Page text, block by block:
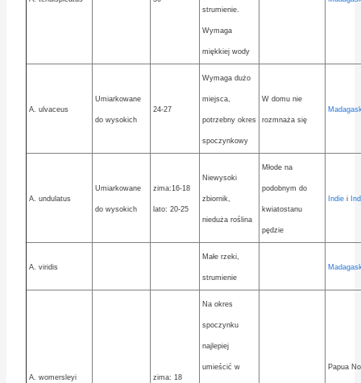
strumienie.
Wymaga
miękkiej wody
A. ulvaceus
Umiarkowane
do wysokich
24-27
Wymaga dużo
miejsca,
potrzebny okres
spoczynkowy
W domu nie
rozmnaża się
A. undulatus
Umiarkowane
do wysokich
zima:16-18
lato: 20-25
Niewysoki
zbiornik,
nieduża roślina
Młode na
podobnym do
kwiatostanu
pędzie
Indie i
A. viridis
Małe rzeki,
strumienie
A. womersleyi zima: 18
Na okres
spoczynku
najlepiej
umieścić w Papua